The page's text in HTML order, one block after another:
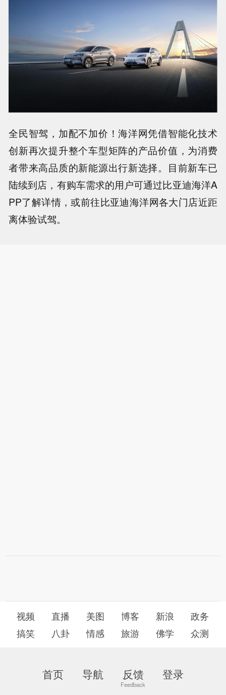
全民智驾，加配不加价！海洋网凭借智能化技术
创新再次提升整个车型矩阵的产品价值，为消费
者带来高品质的新能源出行新选择。目前新车已
陆续到店，有购车需求的用户可通过比亚迪海洋A
PP了解详情，或前往比亚迪海洋网各大门店近距
离体验试驾。
视频 直播 美图 博客 新浪
政务
搞笑
八卦 情感 旅游 佛学 众测
首页 导航 反馈 登录